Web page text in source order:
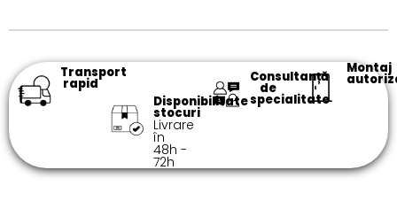
Transport
rapid
Disponibilitate
stocuri
Livrare
în
48h -
72h​
Consultanță
de
specialitate​
Montaj